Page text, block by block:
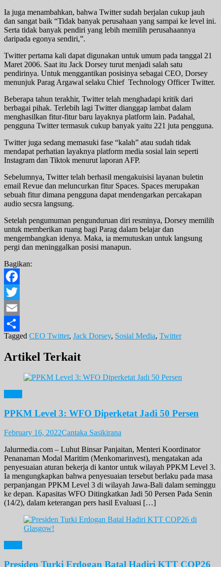
Ia juga menambahkan, bahwa Twitter sudah berjalan cukup jauh
dan sangat baik “Tidak banyak perusahaan yang sampai ke level ini.
Serta tidak banyak pendiri yang lebih memilih perusahaannya
daripada egonya sendiri,”.
Twitter pertama kali dapat digunakan untuk umum pada tanggal 21
Maret 2006. Saat itu Jack Dorsey turut menjadi salah satu
pendirinya. Untuk menggantikan posisinya sebagai CEO, Dorsey
menunjuk Parag Argawal selaku Chief Technology Officer Twitter.
Beberapa tahun terakhir, Twitter telah menghadapi kritik dari
berbagai pihak. Terlebih lagi Twitter dianggap lambat dalam
menghasilkan fitur-fitur baru layaknya platform lain. Padahal,
pengguna Twitter termasuk cukup banyak yaitu 221 juta pengguna.
Twitter juga sedang memasuki fase “kalah” atau sudah tidak
mendapat perhatian layaknya platform media sosial lain seperti
Instagram dan Tiktok menurut laporan AFP.
Sebelumnya, Twitter telah berhasil mengakuisisi layanan buletin
email Revue dan meluncurkan fitur Spaces. Spaces merupakan
sebuah fitur dimana pengguna dapat mendengarkan percakapan
audio secsra langsung.
Setelah pengumuman pengunduruan diri resminya, Dorsey memilih
untuk memberikan ruang bagi Parag dalam belajar dan
mengembangkan idenya. Maka, ia memutuskan untuk langsung
pergi dan meninggalkan posisi manapun.
Bagikan:
Facebook
Twitter
Email
Share
Tagged CEO Twitter, Jack Dorsey, Sosial Media, Twitter
Artikel Terkait
PPKM Level 3: WFO Diperketat Jadi 50 Persen
February 16, 2022Cantaka Sasikirana
Jalurmedia.com – Luhut Binsar Panjaitan, Menteri Koordinator
Penanaman Modal Maritim (Menkomarinvest), mengatakan ada
penyesuaian aturan bekerja di kantor untuk wilayah PPKM Level 3.
Ia mengungkapkan bahwa penyesuaian tersebut berlaku pada masa
perpanjangan PPKM Level 3 di wilayah Jawa-Bali dalam seminggu
ke depan. Kapasitas WFO Ditingkatkan Jadi 50 Persen Pada Senin
(14/2), dalam keterangan pers hasil Evaluasi […]
Presiden Turki Erdogan Batal Hadiri KTT COP26